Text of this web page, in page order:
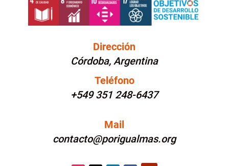
Dirección
Córdoba, Argentina
Teléfono
+549 351 248-6437
Mail
contacto@porigualmas.org